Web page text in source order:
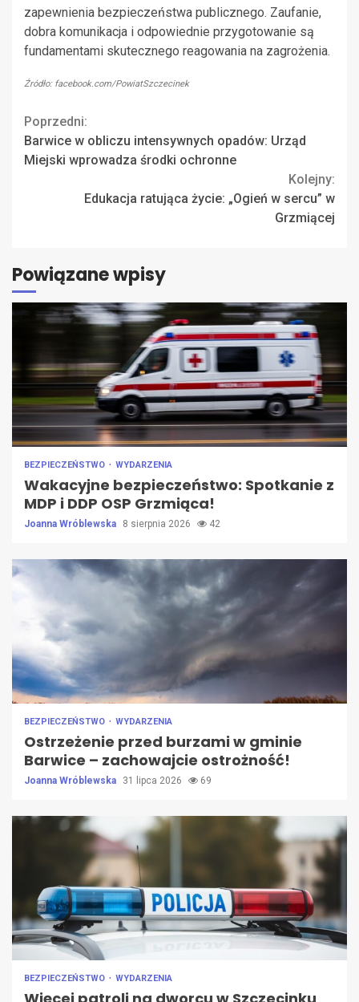
zapewnienia bezpieczeństwa publicznego. Zaufanie,
dobra komunikacja i odpowiednie przygotowanie są
fundamentami skutecznego reagowania na zagrożenia.
Źródło: facebook.com/PowiatSzczecinek
Continue
Reading
Poprzedni:
Barwice w obliczu intensywnych opadów: Urząd
Miejski wprowadza środki ochronne
Kolejny:
Edukacja ratująca życie: „Ogień w sercu” w
Grzmiącej
Powiązane wpisy
BEZPIECZEŃSTWO WYDARZENIA
Wakacyjne bezpieczeństwo: Spotkanie z
MDP i DDP OSP Grzmiąca!
Joanna Wróblewska 8 sierpnia 2026 42
BEZPIECZEŃSTWO WYDARZENIA
Ostrzeżenie przed burzami w gminie
Barwice – zachowajcie ostrożność!
Joanna Wróblewska 31 lipca 2026 69
BEZPIECZEŃSTWO WYDARZENIA